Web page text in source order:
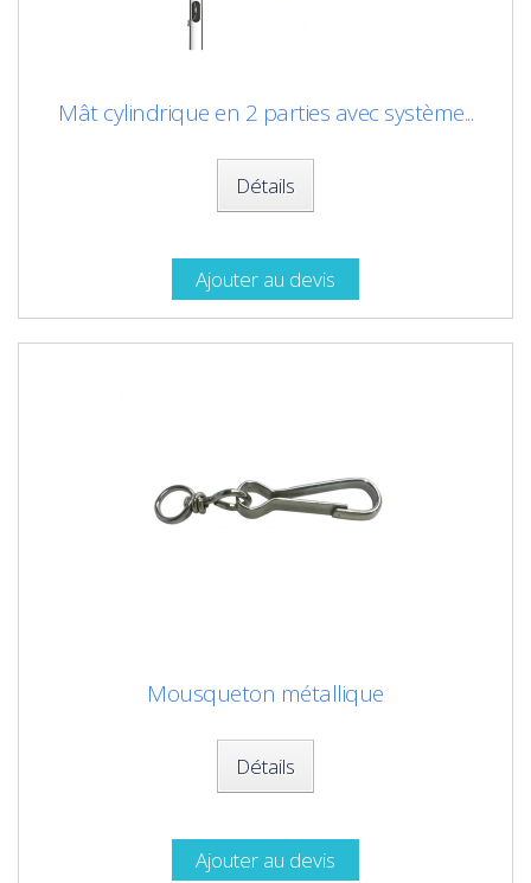
Mât cylindrique en 2 parties avec système...
Détails
Ajouter au devis
Mousqueton métallique
Détails
Ajouter au devis